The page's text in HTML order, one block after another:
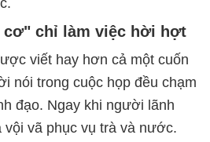
cơ" chỉ làm việc hời hợt
viết hay hơn cả một cuốn
nói trong cuộc họp đều chạm
đạo. Ngay khi người lãnh
vội vã phục vụ trà và nước.